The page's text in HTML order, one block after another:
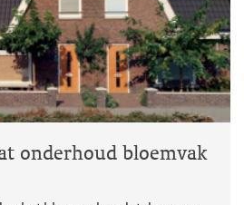
onderhoud bloemvak